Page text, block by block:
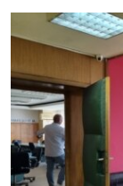
СЛЕДЕТЕ НЕ
РСЕ веб